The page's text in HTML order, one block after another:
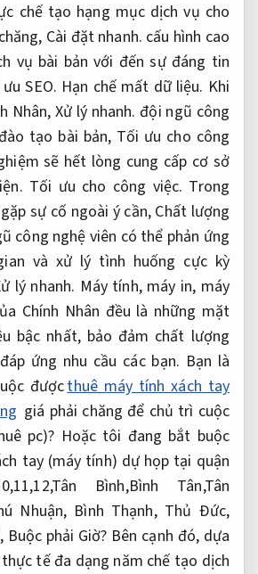
chế tạo hạng mục dịch vụ cho
Cài đặt nhanh. cấu hình cao
vụ bài bản với đến sự đáng tin
SEO. Hạn chế mất dữ liệu. Khi
Nhân, Xử lý nhanh. đội ngũ công
tạo bài bản, Tối ưu cho công
sẽ hết lòng cung cấp cơ sở
Tối ưu cho công việc. Trong
sự cố ngoài ý cần, Chất lượng
công nghệ viên có thể phản ứng
và xử lý tình huống cực kỳ
lý nhanh. Máy tính, máy in, máy
Chính Nhân đều là những mặt
bậc nhất, bảo đảm chất lượng
ứng nhu cầu các bạn. Bạn là
đượcthuê máy tính xách tay
giá phải chăng để chủ trì cuộc
pc)? Hoặc tôi đang bắt buộc
tay (máy tính) dự họp tại quận
Bình,Bình Tân,Tân
Nhuận, Bình Thạnh, Thủ Đức,
Buộc phải Giờ? Bên cạnh đó, dựa
tế đa dạng năm chế tạo dịch